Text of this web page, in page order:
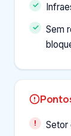
Sem
Setor